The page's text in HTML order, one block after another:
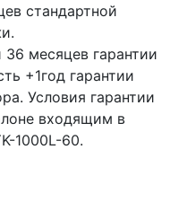
стандартной
месяцев гарантии
+1год гарантии
Условия гарантии
входящим в
1000L-60.